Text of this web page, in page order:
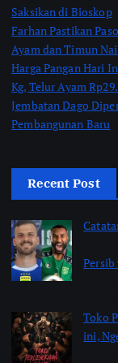
Saksikan di Bioskop
Farhan Pastikan
Ayam dan Timun
Harga Pangan Hari
Kg, Telur Ayam
Jembatan Dago
Pembangunan Baru
Recent Post
Persib
Toko
ini,